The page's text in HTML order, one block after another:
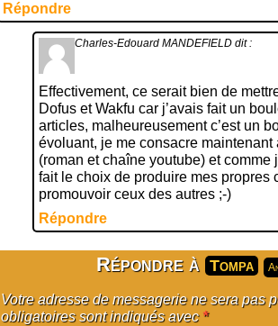
Répondre
Charles-Edouard MANDEFIELD dit :
Effectivement, ce serait bien de
Dofus et Wakfu car j’avais fait un
articles, malheureusement c’est un
évoluant, je me consacre maintenant
(roman et chaîne youtube) et comme
fait le choix de produire mes propres
promouvoir ceux des autres ;-)
Répondre
Répondre à Tompa
Votre adresse de messagerie ne sera pas
obligatoires sont indiqués avec *